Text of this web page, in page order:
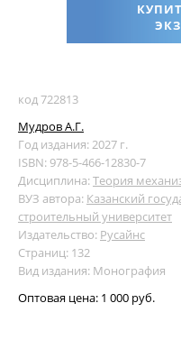
код 722813
Мудров А.Г.
Год издания: 2027 г.
ISBN: 978-5-466-12830-7
Дисциплина:Теория
ВУЗ автора: Казанский
строительный университет
Издательство: Русайнс
Страниц: 132
Вид издания: Монография
Оптовая цена: 1 000 руб.